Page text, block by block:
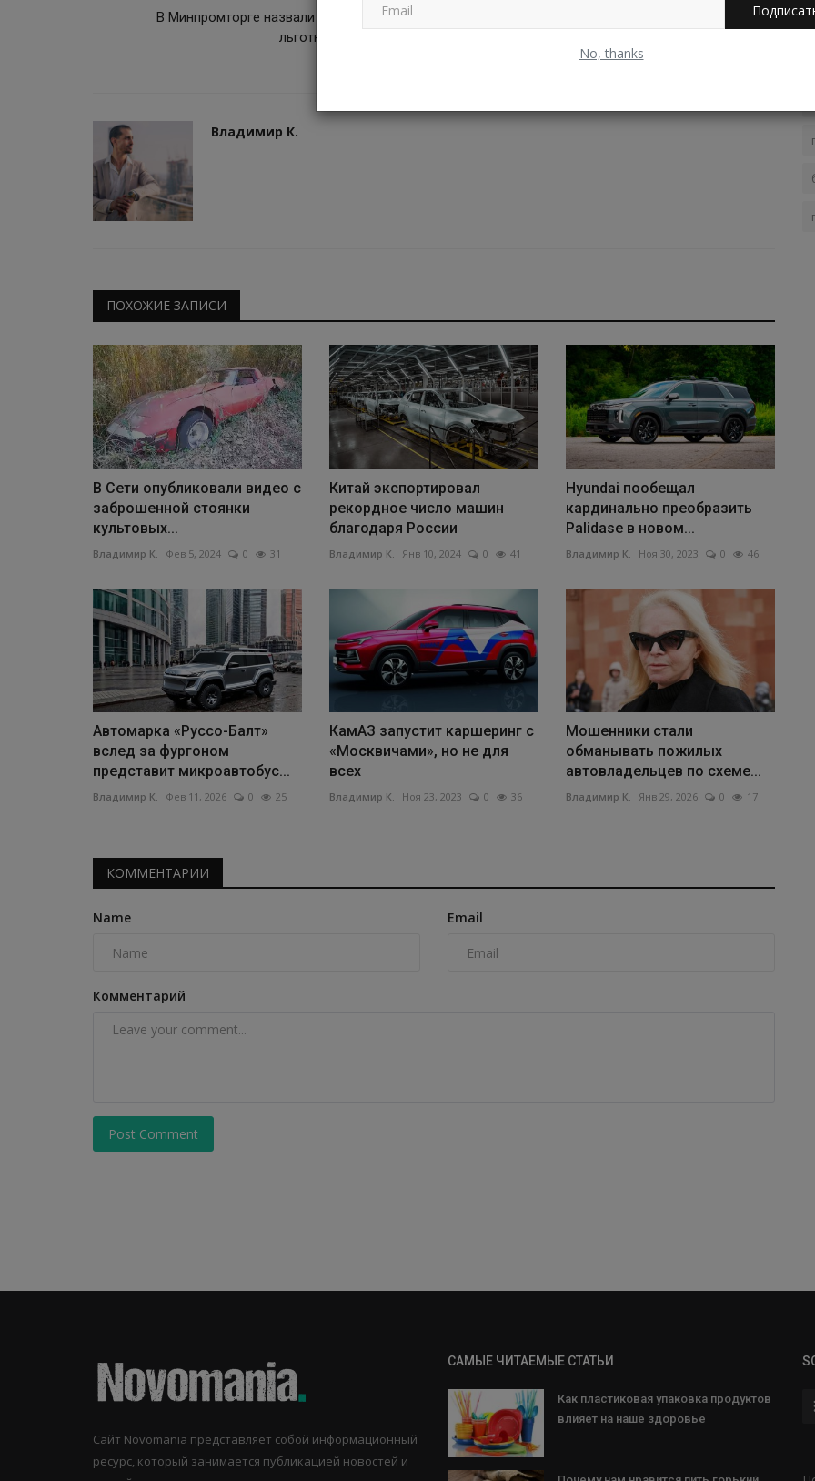
No, thanks
В Минпромторге назвали условия оплаты
льготного утильсбора
Владимир К.
ПОХОЖИЕ ЗАПИСИ
В Сети опубликовали видео с
заброшенной стоянки
культовых...
Владимир К. Фев 5, 2024 0 31
Китай экспортировал
рекордное число машин
благодаря России
Владимир К. Янв 10, 2024 0 41
Hyundai пообещал
кардинально преобразить
Palidase в новом...
Владимир К. Ноя 30, 2023 0 46
Автомарка «Руссо-Балт»
вслед за фургоном
представит микроавтобус...
Владимир К. Фев 11, 2026 0 25
КамАЗ запустит каршеринг с
«Москвичами», но не для
всех
Владимир К. Ноя 23, 2023 0 36
Мошенники стали
обманывать пожилых
автовладельцев по схеме...
Владимир К. Янв 29, 2026 0 17
КОММЕНТАРИИ
Name Email
Комментарий
Post Comment
Сайт Novomania представляет собой информационный
ресурс, который занимается публикацией новостей и
САМЫЕ ЧИТАЕМЫЕ СТАТЬИ
Как пластиковая упаковка продуктов
влияет на наше здоровье